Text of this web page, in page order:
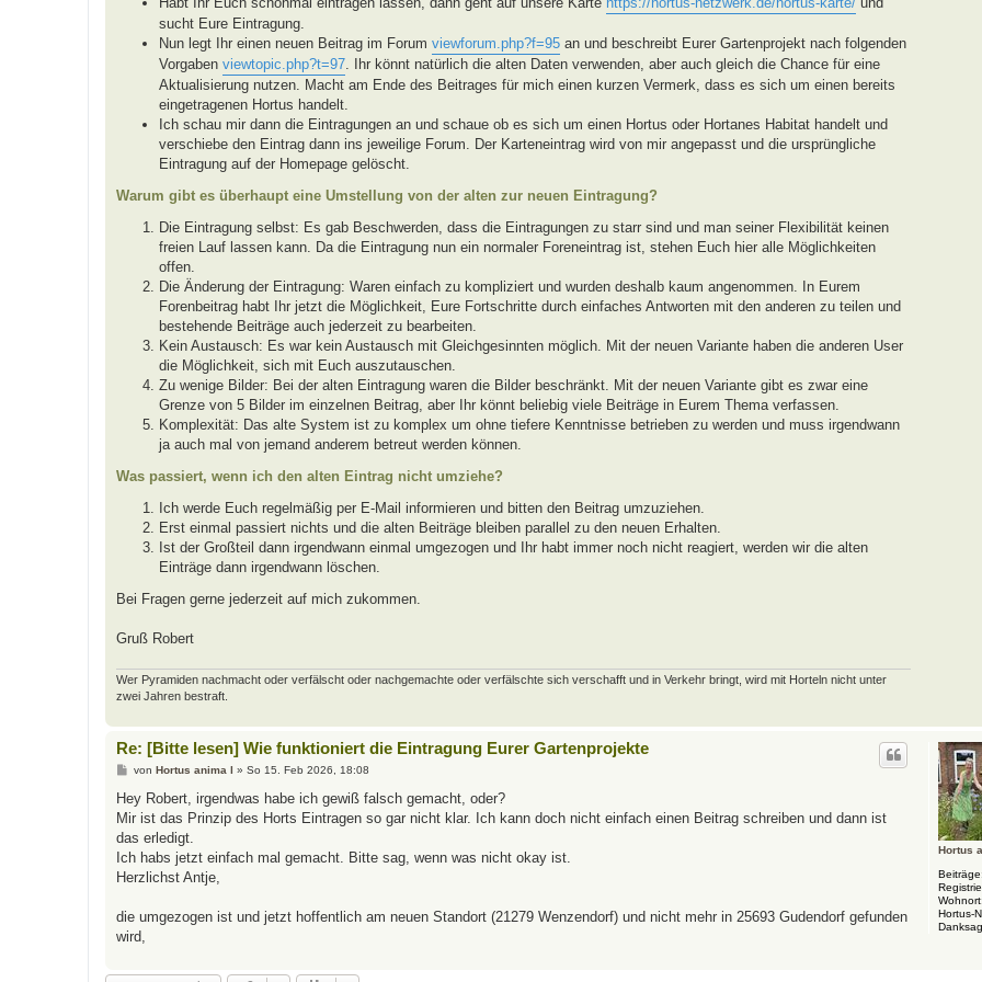
sucht Eure Eintragung.
Nun legt Ihr einen neuen Beitrag im Forum viewforum.php?f=95 an und beschreibt Eurer Gartenprojekt nach folgenden
Vorgaben viewtopic.php?t=97 . Ihr könnt natürlich die alten Daten verwenden, aber auch gleich die Chance für eine
Aktualisierung nutzen. Macht am Ende des Beitrages für mich einen kurzen Vermerk, dass es sich um einen bereits
eingetragenen Hortus handelt.
Ich schau mir dann die Eintragungen an und schaue ob es sich um einen Hortus oder Hortanes Habitat handelt und
verschiebe den Eintrag dann ins jeweilige Forum. Der Karteneintrag wird von mir angepasst und die ursprüngliche
Eintragung auf der Homepage gelöscht.
Warum gibt es überhaupt eine Umstellung von der alten zur neuen Eintragung?
Die Eintragung selbst: Es gab Beschwerden, dass die Eintragungen zu starr sind und man seiner Flexibilität keinen
freien Lauf lassen kann. Da die Eintragung nun ein normaler Foreneintrag ist, stehen Euch hier alle Möglichkeiten
offen.
Die Änderung der Eintragung: Waren einfach zu kompliziert und wurden deshalb kaum angenommen. In Eurem
Forenbeitrag habt Ihr jetzt die Möglichkeit, Eure Fortschritte durch einfaches Antworten mit den anderen zu teilen und
bestehende Beiträge auch jederzeit zu bearbeiten.
Kein Austausch: Es war kein Austausch mit Gleichgesinnten möglich. Mit der neuen Variante haben die anderen User
die Möglichkeit, sich mit Euch auszutauschen.
Zu wenige Bilder: Bei der alten Eintragung waren die Bilder beschränkt. Mit der neuen Variante gibt es zwar eine
Grenze von 5 Bilder im einzelnen Beitrag, aber Ihr könnt beliebig viele Beiträge in Eurem Thema verfassen.
Komplexität: Das alte System ist zu komplex um ohne tiefere Kenntnisse betrieben zu werden und muss irgendwann
ja auch mal von jemand anderem betreut werden können.
Was passiert, wenn ich den alten Eintrag nicht umziehe?
Ich werde Euch regelmäßig per E-Mail informieren und bitten den Beitrag umzuziehen.
Erst einmal passiert nichts und die alten Beiträge bleiben parallel zu den neuen Erhalten.
Ist der Großteil dann irgendwann einmal umgezogen und Ihr habt immer noch nicht reagiert, werden wir die alten
Einträge dann irgendwann löschen.
Bei Fragen gerne jederzeit auf mich zukommen.
Gruß Robert
Wer Pyramiden nachmacht oder verfälscht oder nachgemachte oder verfälschte sich verschafft und in Verkehr bringt, wird mit Horteln nicht unter
zwei Jahren bestraft.
Hortus
Beiträge:
Wohnort:
Hortus-
Re: [Bitte lesen] Wie funktioniert die Eintragung Eurer Gartenprojekte
B
i
r
a
von Hortus anima l » So 15. Feb 2026, 18:08
Hey Robert, irgendwas habe ich gewiß falsch gemacht, oder?
Mir ist das Prinzip des Horts Eintragen so gar nicht klar. Ich kann doch nicht einfach einen Beitrag schreiben und dann ist
das erledigt.
Ich habs jetzt einfach mal gemacht. Bitte sag, wenn was nicht okay ist.
Herzlichst Antje,
die umgezogen ist und jetzt hoffentlich am neuen Standort (21279 Wenzendorf) und nicht mehr in 25693 Gudendorf gefunden
wird,